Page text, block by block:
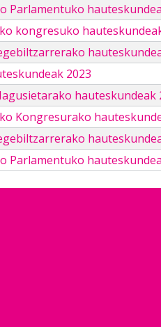
Parlamentuko
kongresuko
2023
hauteskundeak
Kongresurako
Parlamentuko